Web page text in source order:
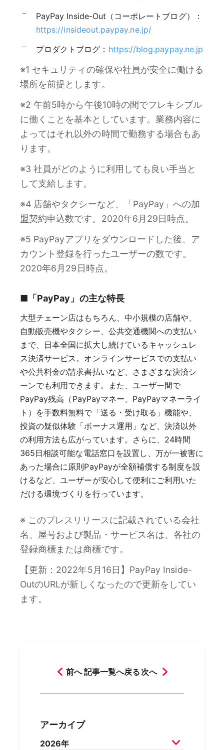
PayPay Inside-Out（コーポレートブログ）：
https://insideout.paypay.ne.jp/
プロダクトブログ： https://blog.paypay.ne.jp
※1 セキュリティの確保や社員が安全に働ける
場所を前提とします。
※2 午前5時から午後10時の間でフレキシブル
に働くことを基本としています。業務内容に
よってはそれ以外の時間で勤務する場合もあ
ります。
※3 社員がどのように利用しても良い手当と
して支給します。
※4 店舗やタクシーなど、「PayPay」への加
盟契約申込数です。2020年6月29日時点。
※5 PayPayアプリをダウンロードした後、ア
カウント登録を行ったユーザーの数です。
2020年6月29日時点。
■「PayPay」の主な特長
大型チェーン店はもちろん、中小規模の店舗や、
自動販売機やタクシー、公共交通機関への支払い
まで、日本全国に拡大し続けているキャッシュレ
ス決済サービス。オンラインサービスでの支払い
や公共料金の請求書払いなど、さまざまな決済シ
ーンでも利用できます。また、ユーザー間で
PayPay残高（PayPayマネー、PayPayマネーライ
ト）を手数料無料で「送る・受け取る」機能や、
投資の疑似体験「ボーナス運用」など、決済以外
の利用方法も広がっています。さらに、24時間
365日相談可能な電話窓口を設置し、万が一被害に
あった場合に原則PayPayが全額補償する制度を設
けるなど、ユーザーが安心して便利にご利用いた
だける環境づくりを行っています。
※ このプレスリリースに記載されている会社
名、屋号および製品・サービス名は、各社の
登録商標または商標です。
【更新：2022年5月16日】PayPay Inside-
OutのURLが新しくなったので更新をしてい
ます。
前へ 記事一覧へ戻る 次へ
アーカイブ
2026年